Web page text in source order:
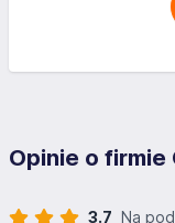
Opinie o firmie
3.7 Na